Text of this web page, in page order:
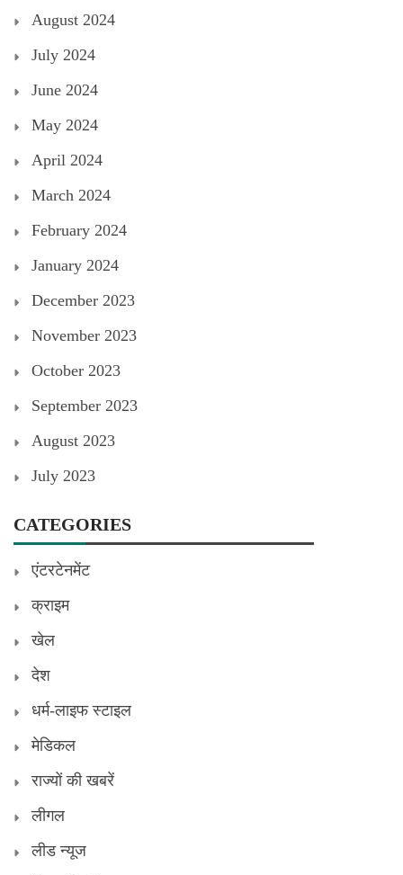
August 2024
July 2024
June 2024
May 2024
April 2024
March 2024
February 2024
January 2024
December 2023
November 2023
October 2023
September 2023
August 2023
July 2023
CATEGORIES
एंटरटेनमेंट
क्राइम
खेल
देश
धर्म-लाइफ स्टाइल
मेडिकल
राज्यों की खबरें
लीगल
लीड न्यूज